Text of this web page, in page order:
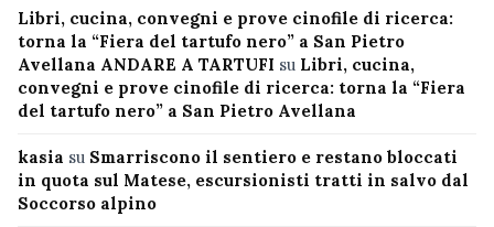
Libri, cucina, convegni e prove cinofile di ricerca:
torna la “Fiera del tartufo nero” a San Pietro
Avellana ANDARE A TARTUFI su Libri, cucina,
convegni e prove cinofile di ricerca: torna la “Fiera
del tartufo nero” a San Pietro Avellana
kasia su Smarriscono il sentiero e restano bloccati
in quota sul Matese, escursionisti tratti in salvo dal
Soccorso alpino